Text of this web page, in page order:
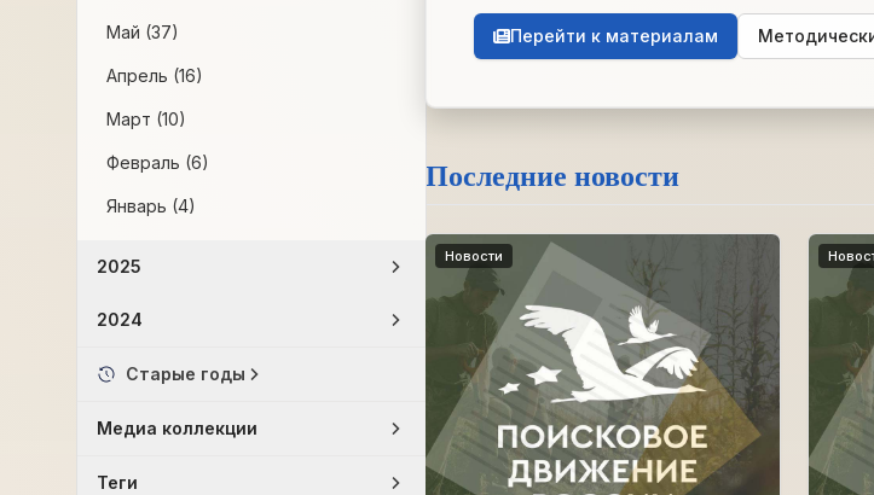
Май (37)
Апрель (16)
Март (10)
Февраль (6)
Январь (4)
2025
2024
Старые годы
Медиа коллекции
Теги
Перейти к материалам
Последние новости
Новости